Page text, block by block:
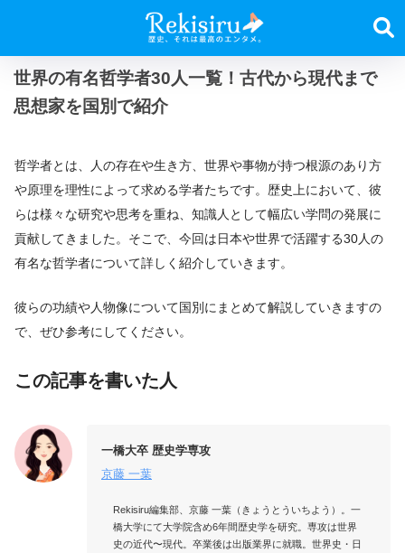
世界の有名哲学者30人一覧！古代から現代まで
思想家を国別で紹介
哲学者とは、人の存在や生き方、世界や事物が持つ根源のあり方
や原理を理性によって求める学者たちです。歴史上において、彼
らは様々な研究や思考を重ね、知識人として幅広い学問の発展に
貢献してきました。そこで、今回は日本や世界で活躍する30人の
有名な哲学者について詳しく紹介していきます。
彼らの功績や人物像について国別にまとめて解説していきますの
で、ぜひ参考にしてください。
この記事を書いた人
一橋大卒 歴史学専攻
京藤 一葉
Rekisiru編集部、京藤 一葉（きょうとういちよう）。一
橋大学にて大学院含め6年間歴史学を研究。専攻は世界
史の近代〜現代。卒業後は出版業界に就職。世界史・日